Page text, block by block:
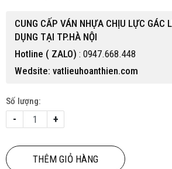
CUNG CẤP VÁN NHỰA CHỊU LỰC GÁC
DỤNG TẠI TP.HÀ NỘI
Hotline ( ZALO) : 0947.668.448
Wedsite: vatlieuhoanthien.com
Số lượng:
- +
THÊM GIỎ HÀNG